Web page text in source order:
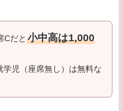
Cだと小中高は1,000
学児（座席無し）は無料な